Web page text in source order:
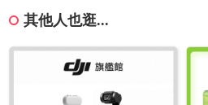
其他人也逛...